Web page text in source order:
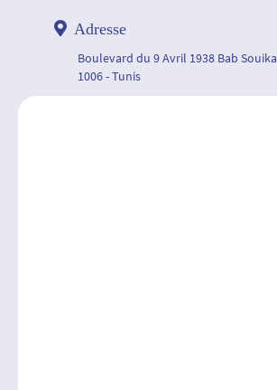
Adresse
Boulevard du 9 Avril 1938 Bab Souika
1006 - Tunis